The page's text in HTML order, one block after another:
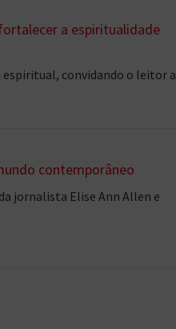
a espiritualidade
convidando o leitor a
contemporâneo
jornalista Elise Ann Allen e